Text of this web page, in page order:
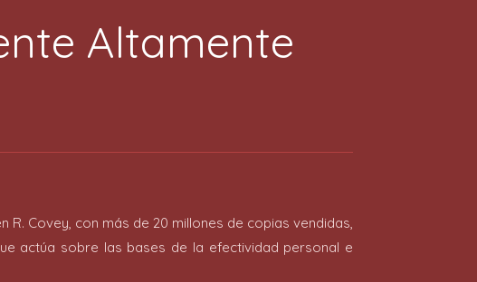
Altamente
Covey, con más de 20 millones de copias vendidas,
actúa sobre las bases de la efectividad personal e